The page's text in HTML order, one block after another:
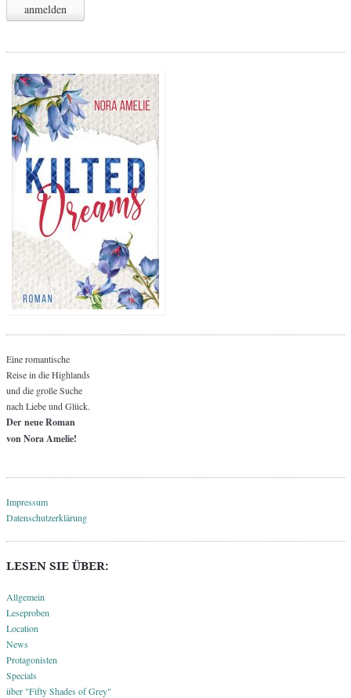
Eine romantische
Reise in die Highlands
und die große Suche
nach Liebe und Glück.
Der neue Roman
von Nora Amelie!
Impressum
Datenschutzerklärung
LESEN SIE ÜBER:
Allgemein
Leseproben
Location
News
Protagonisten
Specials
über "Fifty Shades of Grey"